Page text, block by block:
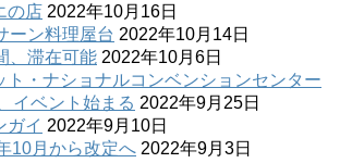
の店 2022年10月16日
ーン料理屋台 2022年10月14日
、滞在可能 2022年10月6日
ト・ナショナルコンベンションセンター
イベント始まる 2022年9月25日
ガイ 2022年9月10日
10月から改定へ 2022年9月3日